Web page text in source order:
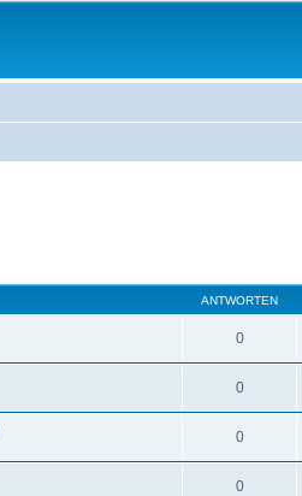
ANTWORTEN
0
0
0
0